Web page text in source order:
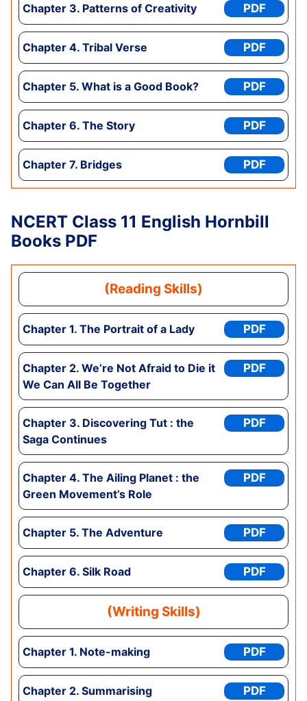
Chapter 3. Patterns of Creativity PDF
Chapter 4. Tribal Verse PDF
Chapter 5. What is a Good Book? PDF
Chapter 6. The Story PDF
Chapter 7. Bridges PDF
NCERT Class 11 English Hornbill
Books PDF
(Reading Skills)
Chapter 1. The Portrait of a Lady PDF
Chapter 2. We’re Not Afraid to Die it
We Can All Be Together
PDF
Chapter 3. Discovering Tut : the
Saga Continues
PDF
Chapter 4. The Ailing Planet : the
Green Movement’s Role
PDF
Chapter 5. The Adventure PDF
Chapter 6. Silk Road PDF
(Writing Skills)
Chapter 1. Note-making PDF
Chapter 2. Summarising PDF